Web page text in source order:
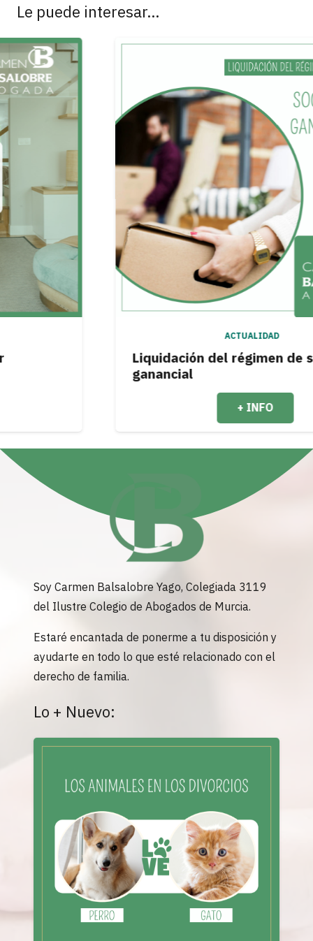
Le puede interesar…
ACTUALIDAD
Liquidación del régimen de
ganancial
Soy Carmen Balsalobre Yago, Colegiada 3119
del Ilustre Colegio de Abogados de Murcia.
Estaré encantada de ponerme a tu disposición y
ayudarte en todo lo que esté relacionado con el
derecho de familia.
Lo + Nuevo: